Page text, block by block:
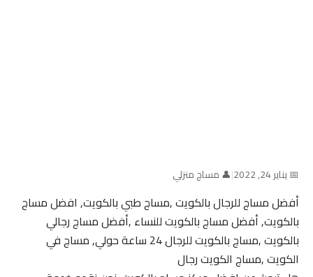
📅 يناير 24, 2022 |👤 مساج منزلي
أفضل مساج للرجال بالكويت ,مساج طبي بالكويت, افضل مساج
بالكويت, أفضل مساج بالكويت للنساء ,أفضل مساج رجالي
بالكويت ,مساج بالكويت للرجال 24 ساعة حولي, مساج في
الكويت ,مساج الكويت رجال